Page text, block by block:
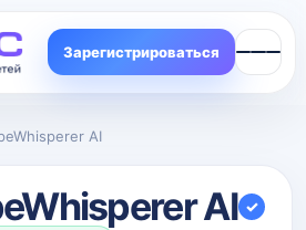
Зарегистрироваться
AI
AI ✓